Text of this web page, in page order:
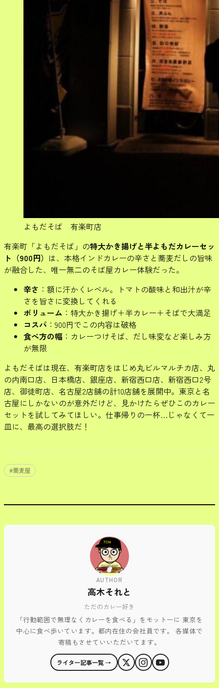
よもだそば 有楽町店
有楽町「よもだそば」の特大かき揚げと半よもだカレーセッ
ト（900円） は、本格インドカレーの辛さと蕎麦だしの旨味
が融合した、唯一無二のそば屋カレー体験だった。
辛さ ：額に汗かくレベル。トマトの酸味と和出汁が辛
さを旨さに変換してくれる
ボリューム ：特大かき揚げ＋半カレー＋そばで大満足
コスパ ：900円でこの内容は破格
食べ方の幅 ：カレーつけそば、だし味変など楽しみ方
が無限
よもだそばは現在、有楽町店をはじめ丸ビルマルチカ店、丸
の内南口店、日本橋店、銀座店、新宿西口店、新宿西口2号
店、御徒町店、名古屋2店舗の計10店舗を展開中。東京と名
古屋にしかないのが意外だけど、見かけたらぜひこのカレー
セットを試してみてほしい。仕事帰りの一杯…じゃなくて一
皿に、最高の選択肢だ！
#蕎麦屋
AUTHOR
高木それと
ただのカレー好き
「行動範囲で無理なくカレーを食べる」をモットーに 東京を
中心に食べ歩いています。都内在住の会社員です。 各媒体で
寄稿もさせていいただいてます。
ライター記事一覧 →